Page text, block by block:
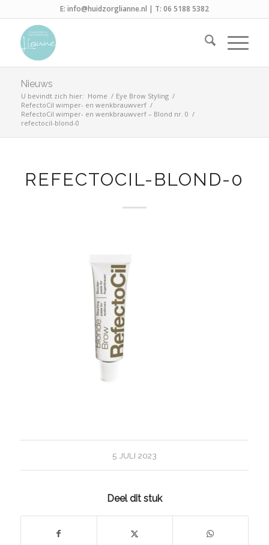
E: info@huidzorglianne.nl | T: 06 5188 5382
Nieuws
U bevindt zich hier: Home / Eye Brow Styling /
RefectoCil wimper- en wenkbrauwverf /
RefectoCil wimper- en wenkbrauwverf – Blond nr. 0 /
refectocil-blond-0
REFECTOCIL-BLOND-0
5 JULI 2023
Deel dit stuk